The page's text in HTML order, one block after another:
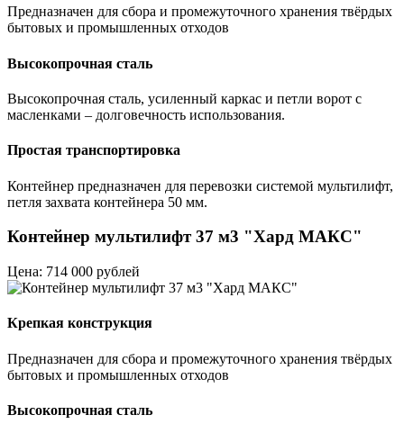
Предназначен для сбора и промежуточного хранения твёрдых
бытовых и промышленных отходов
Высокопрочная сталь
Высокопрочная сталь, усиленный каркас и петли ворот с
масленками – долговечность использования.
Простая транспортировка
Контейнер предназначен для перевозки системой мультилифт,
петля захвата контейнера 50 мм.
Контейнер мультилифт 37 м3 "Хард МАКС"
Цена: 714 000 рублей
Крепкая конструкция
Предназначен для сбора и промежуточного хранения твёрдых
бытовых и промышленных отходов
Высокопрочная сталь